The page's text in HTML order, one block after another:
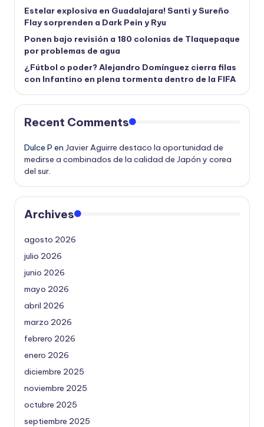
Estelar explosiva en Guadalajara! Santi y Sureño
Flay sorprenden a Dark Pein y Ryu
Ponen bajo revisión a 180 colonias de Tlaquepaque
por problemas de agua
¿Fútbol o poder? Alejandro Domínguez cierra filas
con Infantino en plena tormenta dentro de la FIFA
Recent Comments
Dulce P en Javier Aguirre destaco la oportunidad de
medirse a combinados de la calidad de Japón y corea
del sur.
Archives
agosto 2026
julio 2026
junio 2026
mayo 2026
abril 2026
marzo 2026
febrero 2026
enero 2026
diciembre 2025
noviembre 2025
octubre 2025
septiembre 2025